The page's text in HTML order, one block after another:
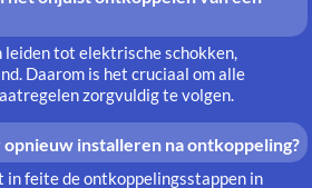
tot elektrische schokken,
Daarom is het cruciaal om alle
zorgvuldig te volgen.
opnieuw installeren na ontkoppeling?
in feite de ontkoppelingsstappen in